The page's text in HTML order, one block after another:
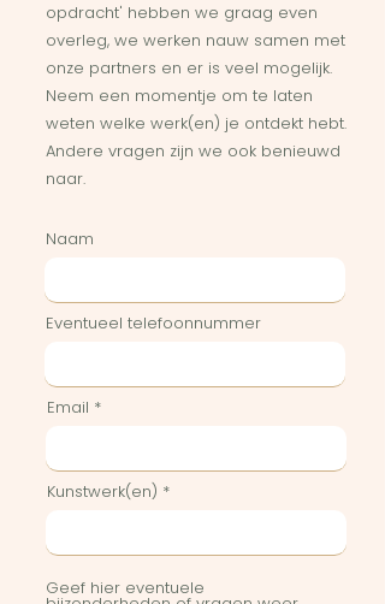
opdracht' hebben we graag even
overleg, we werken nauw samen met
onze partners en er is veel mogelijk.
Neem een momentje om te laten
weten welke werk(en) je ontdekt hebt.
Andere vragen zijn we ook benieuwd
naar.
Naam
Eventueel telefoonnummer
Email
Kunstwerk(en)
Geef hier eventuele